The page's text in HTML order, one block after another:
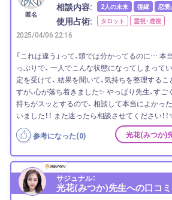
匿名
相談内容: 2人の未来 復縁 恋愛
使用占術: タロット 霊視・透視
2025/04/06 22:16
「これは違う」って、頭では分かってるのに… 本
っぷりで、 一人でこんな状態になってしまって
定を受けて、 結果を聞いて、気持ちを整理する
すが、心が落ち着きました✨ やっぱり先生、すご
持ちがスッとするので、 相談して本当によかっ
いました！！ また迷ったら相談させてください！！
参考になった(0) 光花(みつか)
サジュナル：
光花(みつか)先生への口コミ